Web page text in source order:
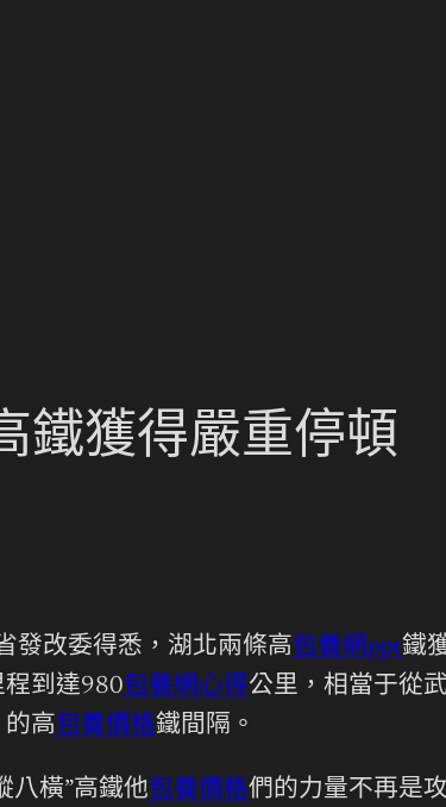
鐵獲得嚴重停頓
發改委得悉，湖北兩條高包養網ppt鐵
到達980包養網心得公里，相當于從
高包養價格鐵間隔。
八橫”高鐵他包養價格們的力量不再是